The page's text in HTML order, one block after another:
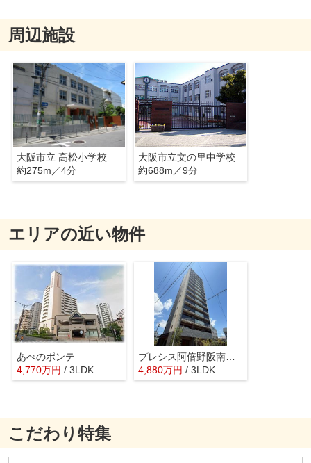
周辺施設
大阪市立 高松小学校
約275m／4分
大阪市立文の里中学校
約688m／9分
エリアの近い物件
あべのポンテ
4,770万円 / 3LDK
プレシス阿倍野阪南町イースト
4,880万円 / 3LDK
こだわり特集